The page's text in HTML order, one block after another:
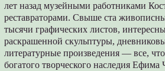
лет назад музейными работниками
реставраторами. Свыше ста
тысячи графических листов,
раскрашенной скульптуры,
литературные произведения — все,
богатого творческого наследия Ефима